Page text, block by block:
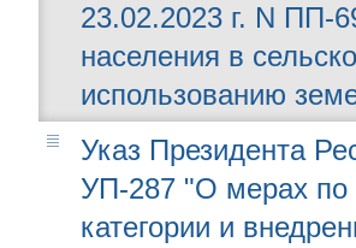
23.02.2023 г. N ПП-
населения в
использованию
Указ Президента
УП-287 "О мерах по
категории и